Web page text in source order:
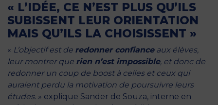
« L’IDÉE, CE N’EST PLUS QU’ILS
SUBISSENT LEUR ORIENTATION
MAIS QU’ILS LA CHOISISSENT »
« L’objectif est de redonner confianceaux élèves,
leur montrer que rien n’est impossible, et donc de
redonner un coup de boost à celles et ceux qui
auraient perdu la motivation de poursuivre leurs
études. » explique Sander de Souza, interne en